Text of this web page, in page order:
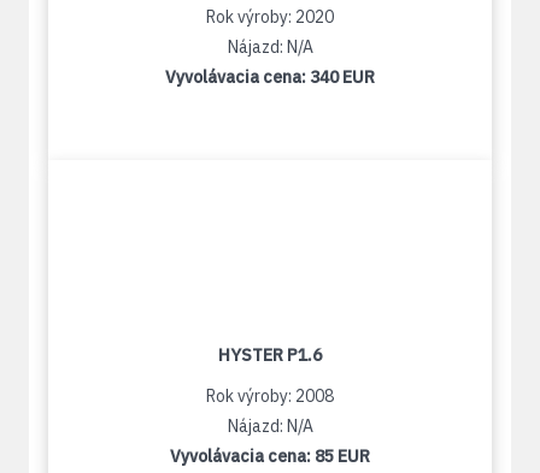
Rok výroby: 2020
Nájazd: N/A
Vyvolávacia cena: 340 EUR
HYSTER P1.6
Rok výroby: 2008
Nájazd: N/A
Vyvolávacia cena: 85 EUR